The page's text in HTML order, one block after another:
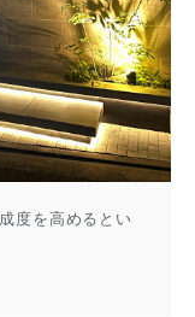
度を高めるとい